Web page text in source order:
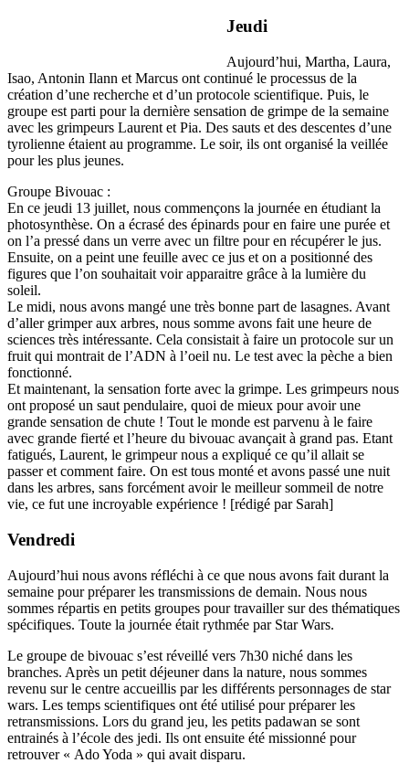
Jeudi
Aujourd’hui, Martha, Laura,
Isao, Antonin Ilann et Marcus ont continué le processus de la
création d’une recherche et d’un protocole scientifique. Puis, le
groupe est parti pour la dernière sensation de grimpe de la semaine
avec les grimpeurs Laurent et Pia. Des sauts et des descentes d’une
tyrolienne étaient au programme. Le soir, ils ont organisé la veillée
pour les plus jeunes.
Groupe Bivouac :
En ce jeudi 13 juillet, nous commençons la journée en étudiant la
photosynthèse. On a écrasé des épinards pour en faire une purée et
on l’a pressé dans un verre avec un filtre pour en récupérer le jus.
Ensuite, on a peint une feuille avec ce jus et on a positionné des
figures que l’on souhaitait voir apparaitre grâce à la lumière du
soleil.
Le midi, nous avons mangé une très bonne part de lasagnes. Avant
d’aller grimper aux arbres, nous somme avons fait une heure de
sciences très intéressante. Cela consistait à faire un protocole sur un
fruit qui montrait de l’ADN à l’oeil nu. Le test avec la pèche a bien
fonctionné.
Et maintenant, la sensation forte avec la grimpe. Les grimpeurs nous
ont proposé un saut pendulaire, quoi de mieux pour avoir une
grande sensation de chute ! Tout le monde est parvenu à le faire
avec grande fierté et l’heure du bivouac avançait à grand pas. Etant
fatigués, Laurent, le grimpeur nous a expliqué ce qu’il allait se
passer et comment faire. On est tous monté et avons passé une nuit
dans les arbres, sans forcément avoir le meilleur sommeil de notre
vie, ce fut une incroyable expérience ! [rédigé par Sarah]
Vendredi
Aujourd’hui nous avons réfléchi à ce que nous avons fait durant la
semaine pour préparer les transmissions de demain. Nous nous
sommes répartis en petits groupes pour travailler sur des thématiques
spécifiques. Toute la journée était rythmée par Star Wars.
Le groupe de bivouac s’est réveillé vers 7h30 niché dans les
branches. Après un petit déjeuner dans la nature, nous sommes
revenu sur le centre accueillis par les différents personnages de star
wars. Les temps scientifiques ont été utilisé pour préparer les
retransmissions. Lors du grand jeu, les petits padawan se sont
entrainés à l’école des jedi. Ils ont ensuite été missionné pour
retrouver « Ado Yoda » qui avait disparu.